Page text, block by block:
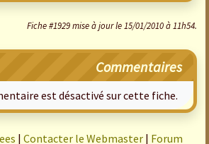
Fiche #1929 mise à jour le 15/01/2010 à 11h54.
Commentaires
est désactivé sur cette fiche.
| Contacter le Webmaster | Forum